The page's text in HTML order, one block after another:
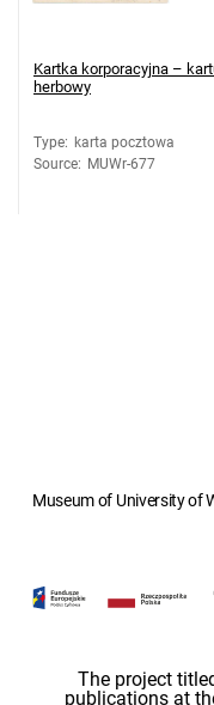
Kartka korporacyjna –
herbowy
Type: karta pocztowa
Source: MUWr-677
Museum of University of
The project
publications at